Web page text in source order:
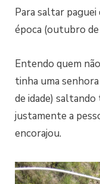
Para saltar paguei
época (outubro
Entendo quem
tinha uma
de idade)
justamente a
encorajou.